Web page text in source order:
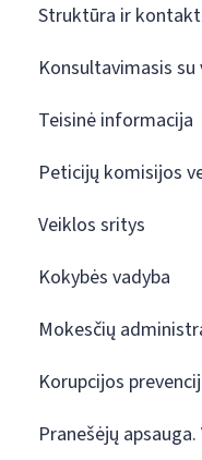
Struktūra ir
Konsultavimasis
Teisinė informacija
Peticijų komisijos
Veiklos sritys
Kokybės vadyba
Mokesčių
Korupcijos
Pranešėjų